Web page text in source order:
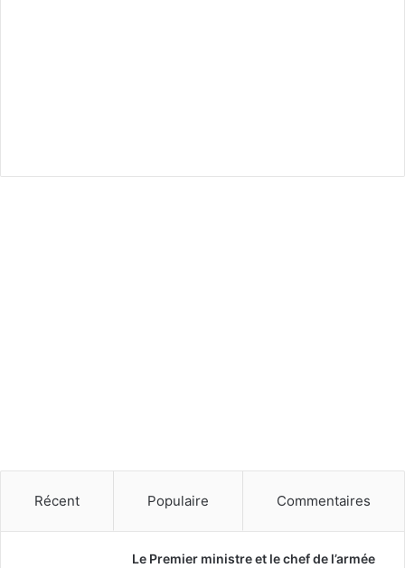
Récent Populaire Commentaires
Le Premier ministre et le chef de l’armée